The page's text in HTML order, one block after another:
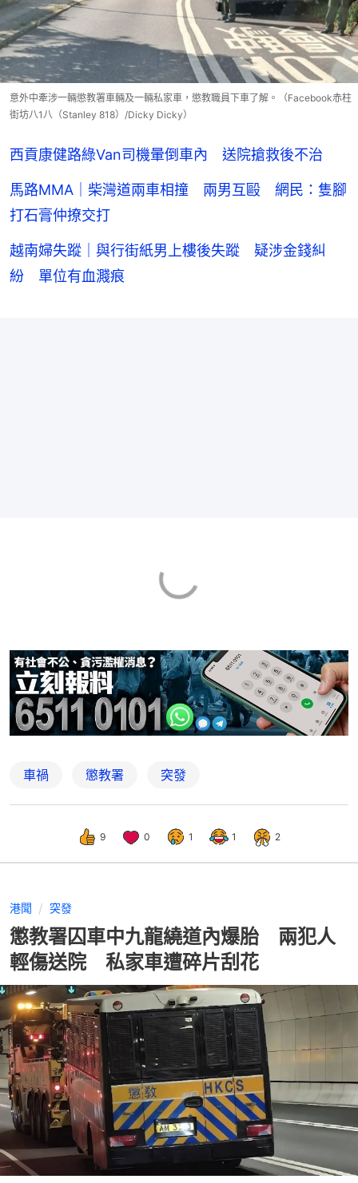
意外中牽涉一輛懲教署車輛及一輛私家車，懲教職員下車了解。（Facebook赤柱
街坊八1八（Stanley 818）/Dicky Dicky）
西貢康健路綠Van司機暈倒車內 送院搶救後不治
馬路MMA｜柴灣道兩車相撞 兩男互毆 網民：隻腳
打石膏仲撩交打
越南婦失蹤｜與行街紙男上樓後失蹤 疑涉金錢糾
紛 單位有血濺痕
車禍 懲教署 突發
9 0 1 1 2
港聞 突發
懲教署囚車中九龍繞道內爆胎 兩犯人
輕傷送院 私家車遭碎片刮花